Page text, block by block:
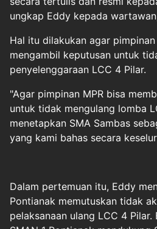
ungkap Eddy kepada
Hal itu dilakukan agar pimpinan
mengambil keputusan untuk
penyelenggaraan LCC 4 Pilar.
"Agar pimpinan MPR bisa
untuk tidak mengulang lomba
menetapkan SMA Sambas
yang kami bahas secara
Dalam pertemuan itu, Eddy
Pontianak memutuskan tidak
pelaksanaan ulang LCC 4 Pilar.